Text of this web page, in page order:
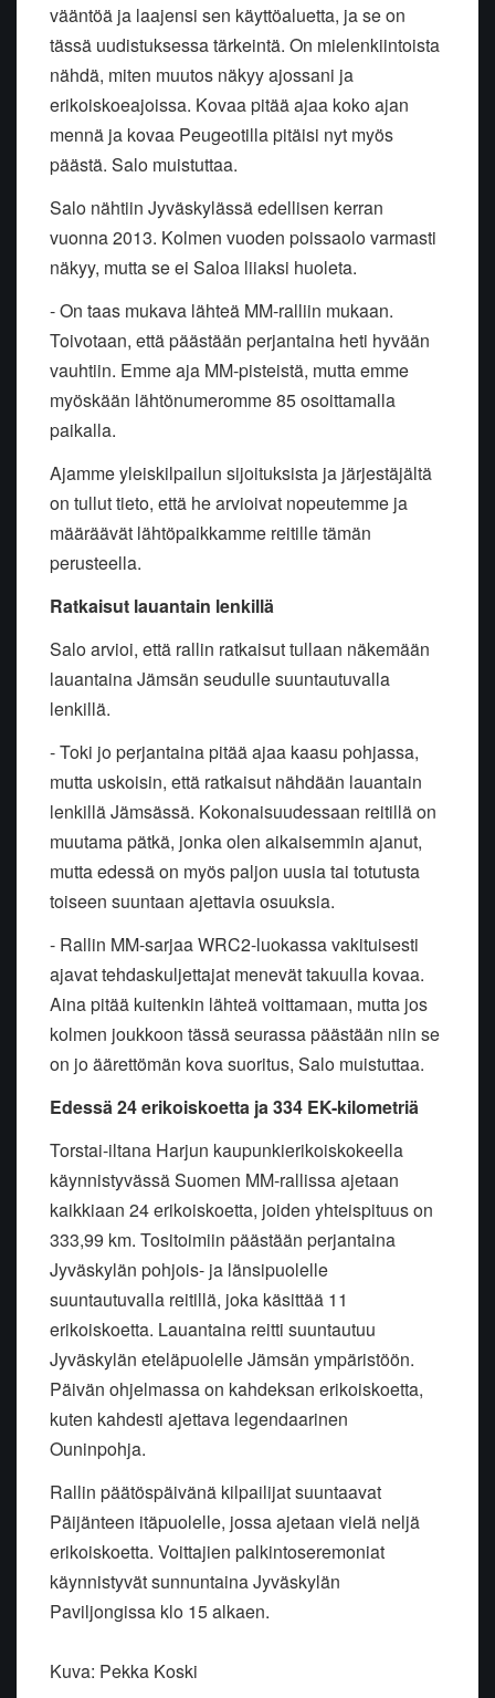
vääntöä ja laajensi sen käyttöaluetta, ja se on
tässä uudistuksessa tärkeintä. On mielenkiintoista
nähdä, miten muutos näkyy ajossani ja
erikoiskoeajoissa. Kovaa pitää ajaa koko ajan
mennä ja kovaa Peugeotilla pitäisi nyt myös
päästä. Salo muistuttaa.
Salo nähtiin Jyväskylässä edellisen kerran
vuonna 2013. Kolmen vuoden poissaolo varmasti
näkyy, mutta se ei Saloa liiaksi huoleta.
- On taas mukava lähteä MM-ralliin mukaan.
Toivotaan, että päästään perjantaina heti hyvään
vauhtiin. Emme aja MM-pisteistä, mutta emme
myöskään lähtönumeromme 85 osoittamalla
paikalla.
Ajamme yleiskilpailun sijoituksista ja järjestäjältä
on tullut tieto, että he arvioivat nopeutemme ja
määräävät lähtöpaikkamme reitille tämän
perusteella.
Ratkaisut lauantain lenkillä
Salo arvioi, että rallin ratkaisut tullaan näkemään
lauantaina Jämsän seudulle suuntautuvalla
lenkillä.
- Toki jo perjantaina pitää ajaa kaasu pohjassa,
mutta uskoisin, että ratkaisut nähdään lauantain
lenkillä Jämsässä. Kokonaisuudessaan reitillä on
muutama pätkä, jonka olen aikaisemmin ajanut,
mutta edessä on myös paljon uusia tai totutusta
toiseen suuntaan ajettavia osuuksia.
- Rallin MM-sarjaa WRC2-luokassa vakituisesti
ajavat tehdaskuljettajat menevät takuulla kovaa.
Aina pitää kuitenkin lähteä voittamaan, mutta jos
kolmen joukkoon tässä seurassa päästään niin se
on jo äärettömän kova suoritus, Salo muistuttaa.
Edessä 24 erikoiskoetta ja 334 EK-kilometriä
Torstai-iltana Harjun kaupunkierikoiskokeella
käynnistyvässä Suomen MM-rallissa ajetaan
kaikkiaan 24 erikoiskoetta, joiden yhteispituus on
333,99 km. Tositoimiin päästään perjantaina
Jyväskylän pohjois- ja länsipuolelle
suuntautuvalla reitillä, joka käsittää 11
erikoiskoetta. Lauantaina reitti suuntautuu
Jyväskylän eteläpuolelle Jämsän ympäristöön.
Päivän ohjelmassa on kahdeksan erikoiskoetta,
kuten kahdesti ajettava legendaarinen
Ouninpohja.
Rallin päätöspäivänä kilpailijat suuntaavat
Päijänteen itäpuolelle, jossa ajetaan vielä neljä
erikoiskoetta. Voittajien palkintoseremoniat
käynnistyvät sunnuntaina Jyväskylän
Paviljongissa klo 15 alkaen.
Kuva: Pekka Koski